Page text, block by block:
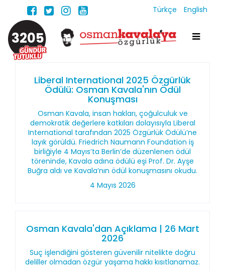
Türkçe English
3205
Liberal International 2025 Özgürlük
Ödülü: Osman Kavala'nın Ödül
Konuşması
Osman Kavala, insan hakları, çoğulculuk ve
demokratik değerlere katkıları dolayısıyla Liberal
International tarafından 2025 Özgürlük Ödülü’ne
layık görüldü. Friedrich Naumann Foundation iş
birliğiyle 4 Mayıs’ta Berlin’de düzenlenen ödül
töreninde, Kavala adına ödülü eşi Prof. Dr. Ayşe
Buğra aldı ve Kavala’nın ödül konuşmasını okudu.
4 Mayıs 2026
Osman Kavala'dan Açıklama | 26 Mart
2026
Suç işlendiğini gösteren güvenilir nitelikte doğru
deliller olmadan özgür yaşama hakkı kısıtlanamaz.